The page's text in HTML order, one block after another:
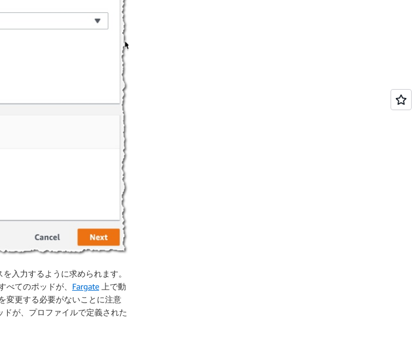
入力するように求められます。
べてのポッドが、 Fargate 上で動
変更する必要がないことに注意
が、プロファイルで定義された